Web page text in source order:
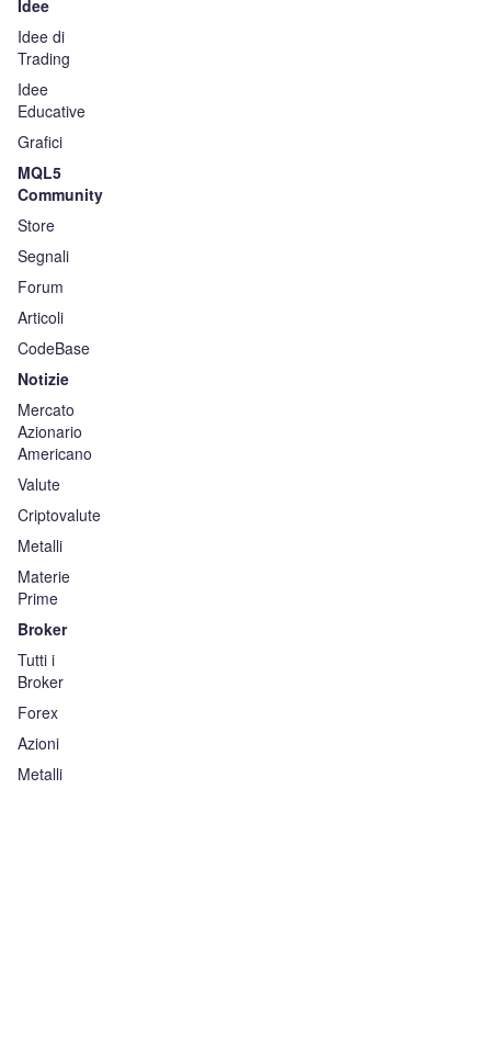
Idee
Idee di
Trading
Idee
Educative
Grafici
MQL5
Community
Store
Segnali
Forum
Articoli
CodeBase
Notizie
Mercato
Azionario
Americano
Valute
Criptovalute
Metalli
Materie
Prime
Broker
Tutti i
Broker
Forex
Azioni
Metalli